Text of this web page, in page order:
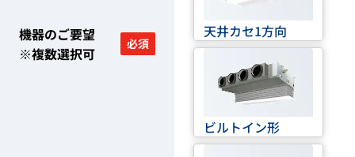
機器のご要望
※複数選択可
必須
天井カセ1方向
ビルトイン形